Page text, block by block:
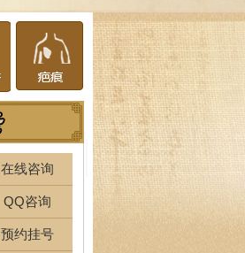
在线咨询
QQ咨询
预约挂号